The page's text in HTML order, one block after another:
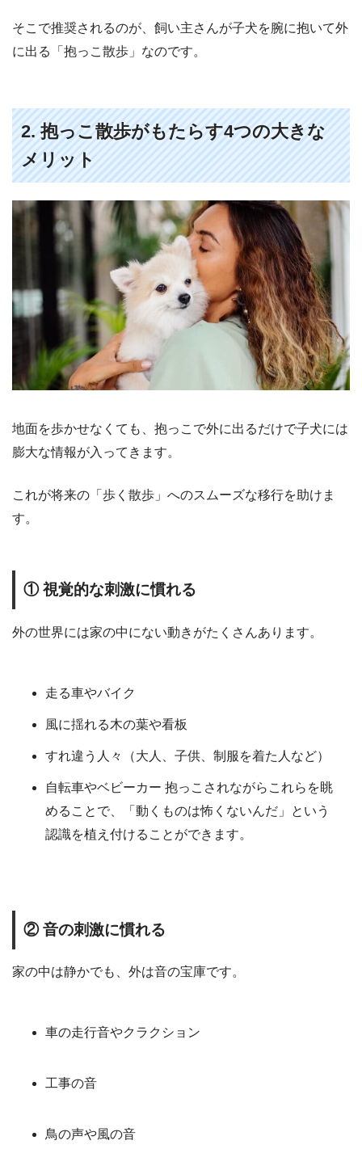
そこで推奨されるのが、飼い主さんが子犬を腕に抱いて外
に出る「抱っこ散歩」なのです。
2. 抱っこ散歩がもたらす4つの大きな
メリット
地面を歩かせなくても、抱っこで外に出るだけで子犬には
膨大な情報が入ってきます。
これが将来の「歩く散歩」へのスムーズな移行を助けま
す。
① 視覚的な刺激に慣れる
外の世界には家の中にない動きがたくさんあります。
走る車やバイク
風に揺れる木の葉や看板
すれ違う人々（大人、子供、制服を着た人など）
自転車やベビーカー 抱っこされながらこれらを眺
めることで、「動くものは怖くないんだ」という
認識を植え付けることができます。
② 音の刺激に慣れる
家の中は静かでも、外は音の宝庫です。
車の走行音やクラクション
工事の音
鳥の声や風の音